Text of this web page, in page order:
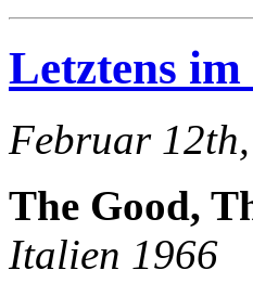
Letztens im
Februar
The Good,
Italien 1966